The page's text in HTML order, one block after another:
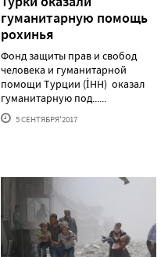
гуманитарную помощь
рохинья
Фонд защиты прав и свобод
человека и гуманитарной
помощи Турции (İHH) оказал
гуманитарную под......
5 СЕНТЯБРЯ'2017